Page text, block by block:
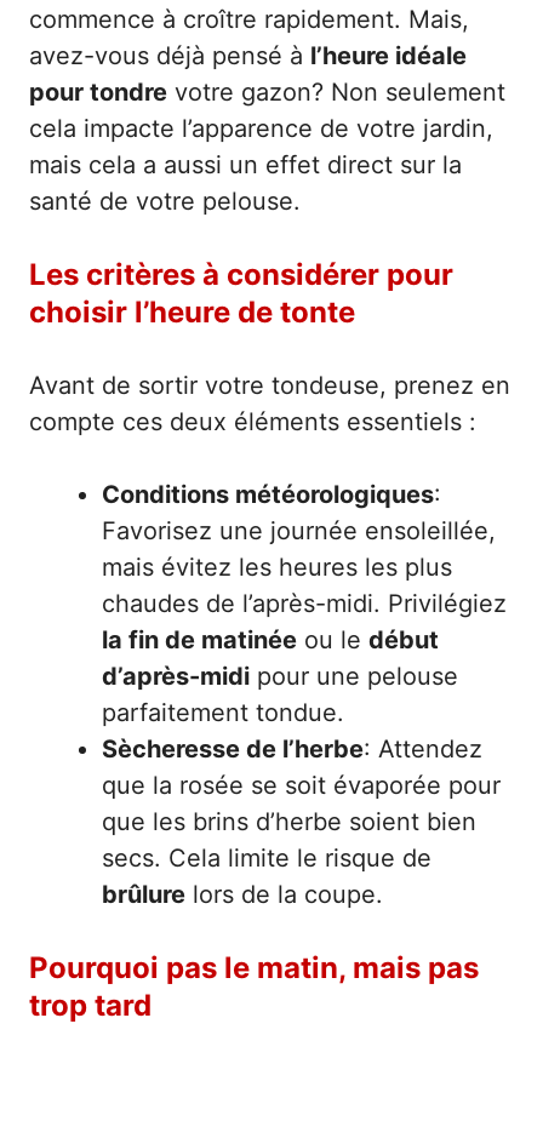
commence à croître rapidement. Mais,
avez-vous déjà pensé à l’heure idéale
pour tondre votre gazon? Non seulement
cela impacte l’apparence de votre jardin,
mais cela a aussi un effet direct sur la
santé de votre pelouse.
Les critères à considérer pour
choisir l’heure de tonte
Avant de sortir votre tondeuse, prenez en
compte ces deux éléments essentiels :
Conditions météorologiques:
Favorisez une journée ensoleillée,
mais évitez les heures les plus
chaudes de l’après-midi. Privilégiez
la fin de matinée ou le début
d’après-midi pour une pelouse
parfaitement tondue.
Sècheresse de l’herbe: Attendez
que la rosée se soit évaporée pour
que les brins d’herbe soient bien
secs. Cela limite le risque de
brûlure lors de la coupe.
Pourquoi pas le matin, mais pas
trop tard